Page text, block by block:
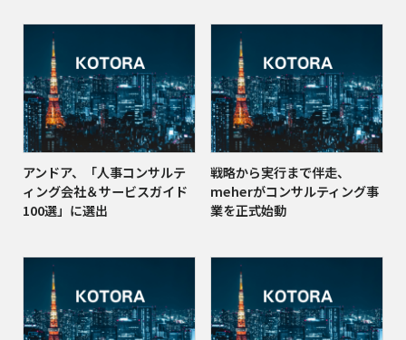
アンドア、「人事コンサルテ
ィング会社＆サービスガイド
100選」に選出
戦略から実行まで伴走、
meherがコンサルティング事
業を正式始動